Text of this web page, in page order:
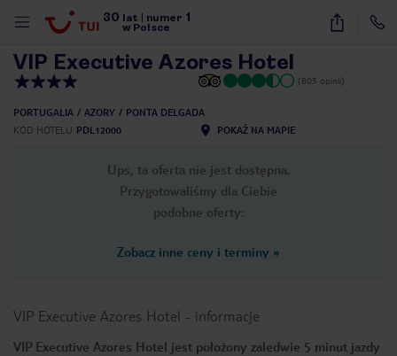
30 lat numer 1
w Polsce
23
VIP Executive Azores Hotel
(805 opinii)
PORTUGALIA AZORY
PONTA DELGADA
KOD HOTELU PDL12000 POKAŻ NA MAPIE
Ups, ta oferta nie jest dostępna.
Przygotowaliśmy dla Ciebie
podobne oferty:
Zobacz inne ceny i terminy »
VIP Executive Azores Hotel - informacje
VIP Executive Azores Hotel jest położony zaledwie 5 minut jazdy